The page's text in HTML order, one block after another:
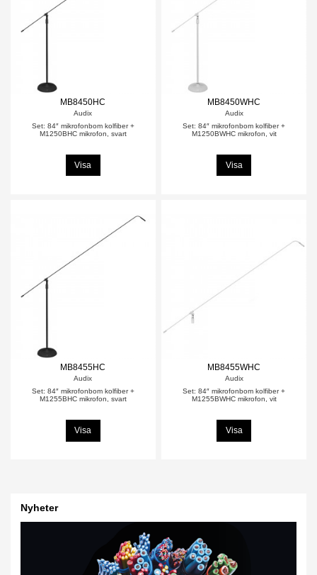
MB8450HC
Audix
Set: 84″ mikrofonbom kolfiber +
M1250BHC mikrofon, svart
Visa
MB8450WHC
Audix
Set: 84″ mikrofonbom kolfiber +
M1250BWHC mikrofon, vit
Visa
MB8455HC
Audix
Set: 84″ mikrofonbom kolfiber +
M1255BHC mikrofon, svart
Visa
MB8455WHC
Audix
Set: 84″ mikrofonbom kolfiber +
M1255BWHC mikrofon, vit
Visa
Nyheter